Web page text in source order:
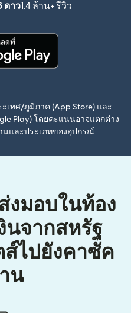
ดาว1.4 ล้าน+ รีวิว
(เปิดในหน้าต่
เทศ/ภูมิภาค (App Store) และ
Play) โดยคะแนนอาจแตกต่าง
นและประเภทของอุปกรณ์
งมอบในท้อง
นจากสหรัฐ
ส์ไปยังคาซัค
น